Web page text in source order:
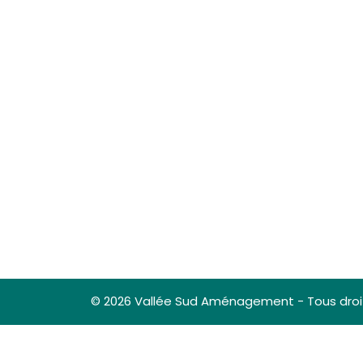
© 2026 Vallée Sud Aménagement - Tous